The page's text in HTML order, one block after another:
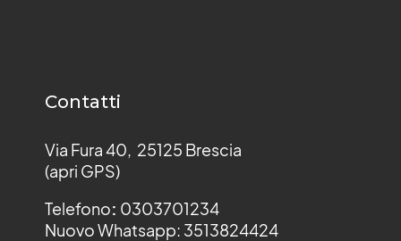
Contatti
Via Fura 40, 25125 Brescia
(apri GPS)
Telefono: 0303701234
Nuovo Whatsapp: 3513824424